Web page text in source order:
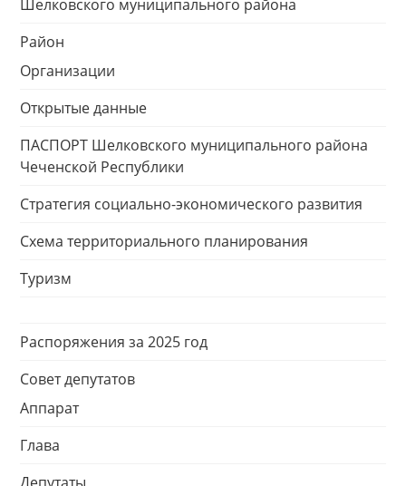
Шелковского муниципального района
Район
Организации
Открытые данные
ПАСПОРТ Шелковского муниципального района
Чеченской Республики
Стратегия социально-экономического развития
Схема территориального планирования
Туризм
Распоряжения за 2025 год
Совет депутатов
Аппарат
Глава